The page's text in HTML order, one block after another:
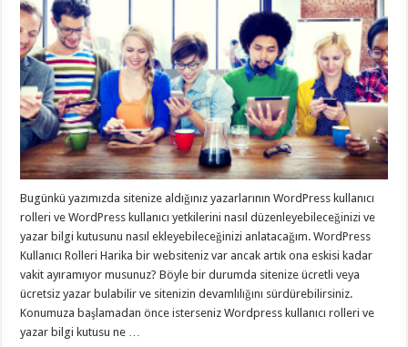
Bugünkü yazımızda sitenize aldığınız yazarlarının WordPress kullanıcı
rolleri ve WordPress kullanıcı yetkilerini nasıl düzenleyebileceğinizi ve
yazar bilgi kutusunu nasıl ekleyebileceğinizi anlatacağım. WordPress
Kullanıcı Rolleri Harika bir websiteniz var ancak artık ona eskisi kadar
vakit ayıramıyor musunuz? Böyle bir durumda sitenize ücretli veya
ücretsiz yazar bulabilir ve sitenizin devamlılığını sürdürebilirsiniz.
Konumuza başlamadan önce isterseniz Wordpress kullanıcı rolleri ve
yazar bilgi kutusu ne …